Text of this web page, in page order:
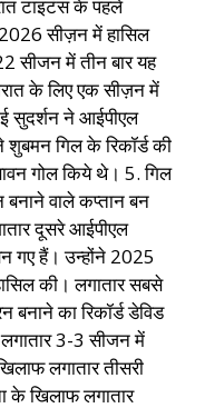
टाइटंस के पहले
सीज़न में हासिल
सीजन में तीन बार यह
के लिए एक सीज़न में
सुदर्शन ने आईपीएल
गिल के रिकॉर्ड की
गोल किये थे। 5. गिल
वाले कप्तान बन
दूसरे आईपीएल
गए हैं। उन्होंने 2025
की। लगातार सबसे
का रिकॉर्ड डेविड
लगातार 3-3 सीजन में
लगातार तीसरी
के खिलाफ लगातार